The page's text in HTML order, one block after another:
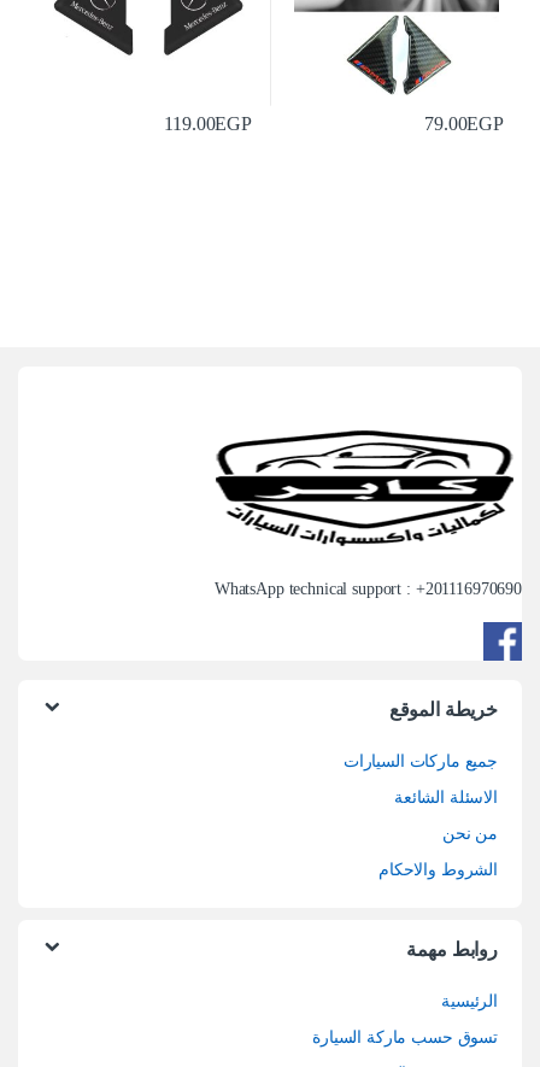
79.00EGP
119.00EGP
WhatsApp technical support : +201116970690
خريطة الموقع
جميع ماركات السيارات
الاسئلة الشائعة
من نحن
الشروط والاحكام
روابط مهمة
الرئيسية
تسوق حسب ماركة السيارة